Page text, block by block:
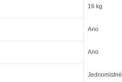
16 kg
Ano
Ano
Jednomístné